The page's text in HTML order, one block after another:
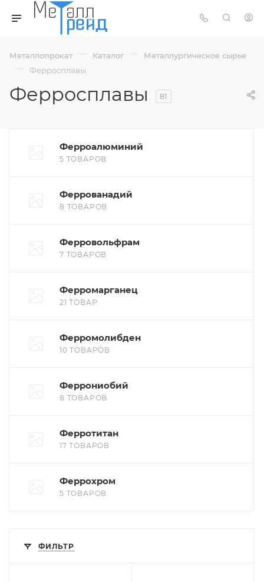
Металлопрокат — Каталог — Металлургическое сырье
— Ферросплавы
Ферросплавы 81
Ферроалюминий
5 ТОВАРОВ
Феррованадий
8 ТОВАРОВ
Ферровольфрам
7 ТОВАРОВ
Ферромарганец
21 ТОВАР
Ферромолибден
10 ТОВАРОВ
Феррониобий
8 ТОВАРОВ
Ферротитан
17 ТОВАРОВ
Феррохром
5 ТОВАРОВ
ФИЛЬТР